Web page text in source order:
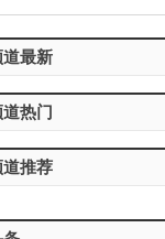
道最新
热门
道推荐